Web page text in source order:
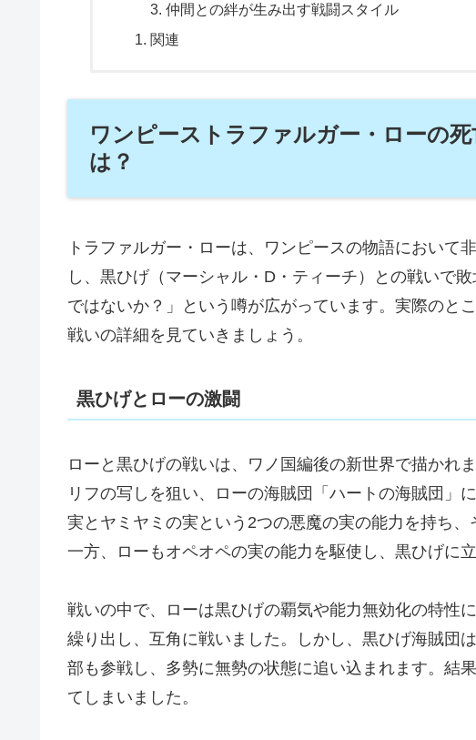
仲間との絆が生み出す戦闘スタイル
関連
ワンピーストラファルガー・ローの
は？
トラファルガー・ローは、 ワンピースの物語において
し、黒ひげ（マーシャル・D・ティーチ）との戦いで
ではないか？」という噂が広がっています。実際のと
戦いの詳細を見ていきましょう。
黒ひげとローの激闘
ローと黒ひげの戦いは、ワノ国編後の新世界で描かれ
リフの写しを狙い、ローの海賊団「ハートの海賊団」
実 と ヤミヤミの実 という2つの悪魔の実の能力を持ち
一方、ローも オペオペの実の能力を駆使し、黒ひげに
戦いの中で、ローは黒ひげの覇気や能力無効化の特性
繰り出し、互角に戦いました。しかし、黒ひげ海賊団は
部も参戦し、多勢に無勢の状態に追い込まれます。結
てしまいました。